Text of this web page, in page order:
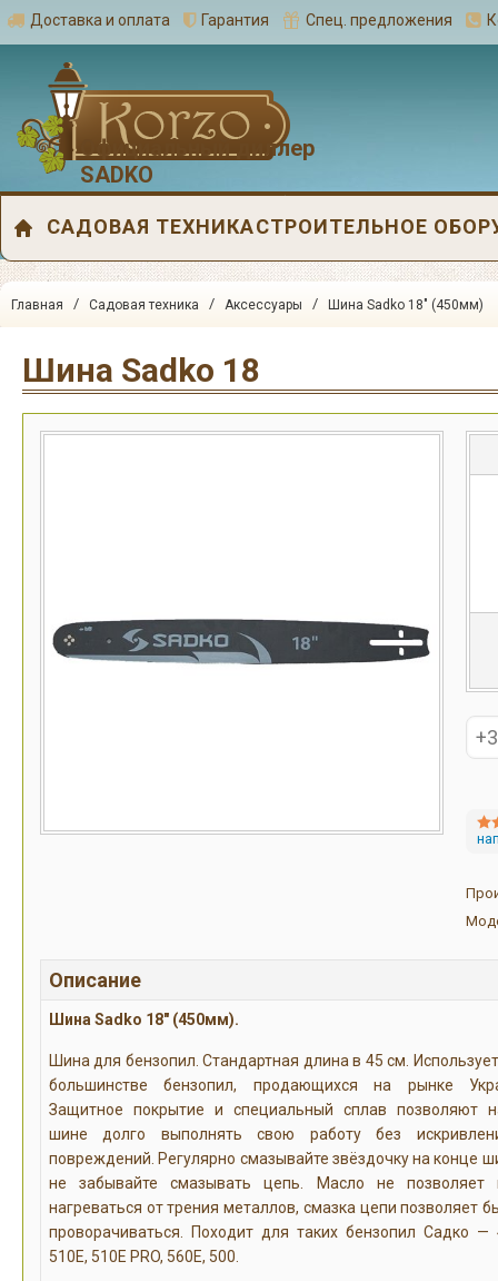
Доставка и оплата Гарантия Спец. предложения
Официальный диллер
SADKO
САДОВАЯ ТЕХНИКАСТРОИТЕЛЬНОЕ
Главная / Садовая техника / Аксессуары / Шина Sadko 18" (450мм)
Шина Sadko 18
Описание
Шина Sadko 18" (450мм).
Шина для бензопил. Стандартная длина в 45 см.
большинстве бензопил, продающихся на рынке
Защитное покрытие и специальный сплав позволяют
шине долго выполнять свою работу без
повреждений. Регулярно смазывайте звёздочку на конце
не забывайте смазывать цепь. Масло не позволяет
нагреваться от трения металлов, смазка цепи позволяет
проворачиваться. Походит для таких бензопил Садко —
510E, 510E PRO, 560E, 500.